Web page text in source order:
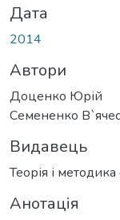
Дата
2014
Автори
Доценко Юрій
Семененко
Видавець
Теорія і
Анотація